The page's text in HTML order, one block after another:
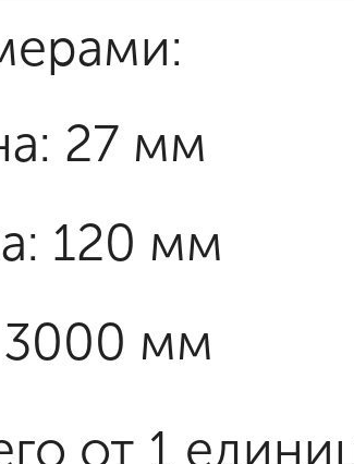
27 мм
120 мм
мм
от 1